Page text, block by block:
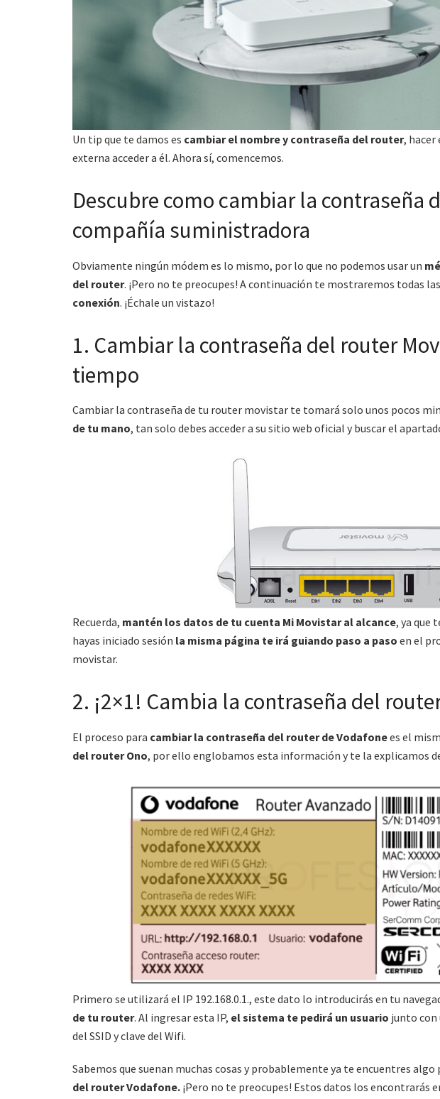
Un tip que te damos es cambiar el nombre y contraseña del router, hacer
externa acceder a él. Ahora sí, comencemos.
Descubre como cambiar la contraseña
compañía suministradora
Obviamente ningún módem es lo mismo, por lo que no podemos usar un
del router. ¡Pero no te preocupes! A continuación te mostraremos todas las
conexión. ¡Échale un vistazo!
1. Cambiar la contraseña del router
tiempo
Cambiar la contraseña de tu router movistar te tomará solo unos pocos
de tu mano, tan solo debes acceder a su sitio web oficial y buscar el
Recuerda, mantén los datos de tu cuenta Mi Movistar al alcance, ya que
hayas iniciado sesión la misma página te irá guiando paso a paso en el
movistar.
2. ¡2×1! Cambia la contraseña del
El proceso para cambiar la contraseña del router de Vodafonees el
del router Ono, por ello englobamos esta información y te la explicamos
Primero se utilizará el IP 192.168.0.1., este dato lo introducirás en tu
de tu router. Al ingresar esta IP, el sistema te pedirá un usuario junto con
del SSID y clave del Wifi.
Sabemos que suenan muchas cosas y probablemente ya te encuentres algo
del router Vodafone. ¡Pero no te preocupes! Estos datos los encontrarás